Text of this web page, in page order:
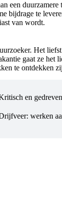
een
bijdrage te
van wordt.
Het
gaat ze het
te ontdekken
en gedreven
werken